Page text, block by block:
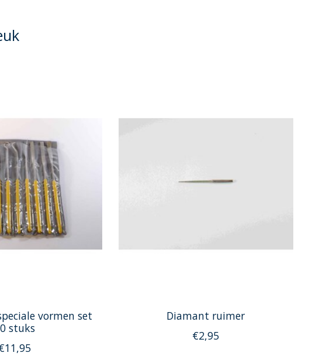
vormen set
stuks
Diamant ruimer
€2,95